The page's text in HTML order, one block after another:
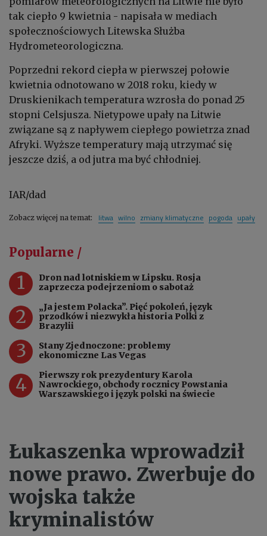
tak ciepło 9 kwietnia - napisała w mediach
społecznościowych Litewska Służba
Hydrometeorologiczna.
Poprzedni rekord ciepła w pierwszej połowie
kwietnia odnotowano w 2018 roku, kiedy w
Druskienikach temperatura wzrosła do ponad 25
stopni Celsjusza. Nietypowe upały na Litwie
związane są z napływem ciepłego powietrza znad
Afryki. Wyższe temperatury mają utrzymać się
jeszcze dziś, a od jutra ma być chłodniej.
IAR/dad
Zobacz więcej na temat: litwa wilno zmiany klimatyczne pogoda upały
Popularne /
1
Dron nad lotniskiem w Lipsku. Rosja
zaprzecza podejrzeniom o sabotaż
2
„Ja jestem Polacka”. Pięć pokoleń, język
przodków i niezwykła historia Polki z
Brazylii
3
Stany Zjednoczone: problemy
ekonomiczne Las Vegas
4
Pierwszy rok prezydentury Karola
Nawrockiego, obchody rocznicy Powstania
Warszawskiego i język polski na świecie
Łukaszenka wprowadził
nowe prawo. Zwerbuje do
wojska także
kryminalistów